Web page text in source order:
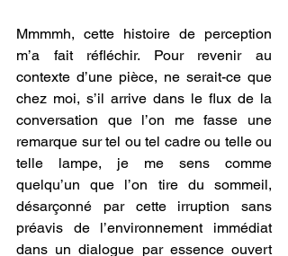
Mmmmh, cette histoire de perception
m’a fait réfléchir. Pour revenir au
contexte d’une pièce, ne serait-ce que
chez moi, s’il arrive dans le flux de la
conversation que l’on me fasse une
remarque sur tel ou tel cadre ou telle ou
telle lampe, je me sens comme
quelqu’un que l’on tire du sommeil,
désarçonné par cette irruption sans
préavis de l’environnement immédiat
dans un dialogue par essence ouvert